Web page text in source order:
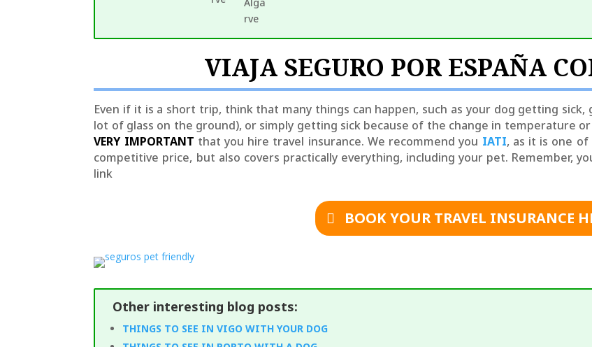
VIAJA SEGURO POR ESPAÑA
Even if it is a short trip, think that many things can happen, such as your dog getting
lot of glass on the ground), or simply getting sick because of the change in temperature
VERY IMPORTANT that you hire travel insurance. We recommend you IATI, as it is one
competitive price, but also covers practically everything, including your pet. Remember,
link
BOOK YOUR TRAVEL INSURANCE
Other interesting blog posts:
THINGS TO SEE IN VIGO WITH YOUR DOG